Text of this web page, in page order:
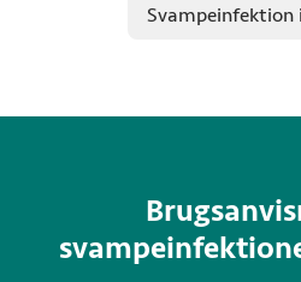
Svampeinfektion